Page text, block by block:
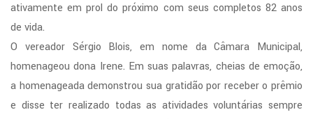
ativamente em prol do próximo com seus completos 82 anos
de vida.
O vereador Sérgio Blois, em nome da Câmara Municipal,
homenageou dona Irene. Em suas palavras, cheias de emoção,
a homenageada demonstrou sua gratidão por receber o prêmio
e disse ter realizado todas as atividades voluntárias sempre